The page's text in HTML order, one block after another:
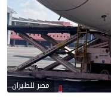
مصر للطيران